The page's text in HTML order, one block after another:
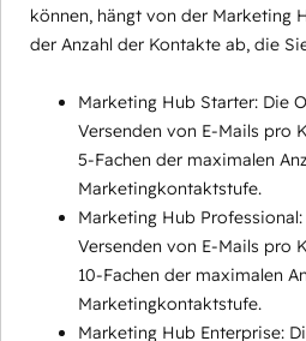
können, hängt von der Marketing
der Anzahl der Kontakte ab, die
Marketing Hub Starter: Die
Versenden von E-Mails pro
5-Fachen der maximalen
Marketingkontaktstufe.
Marketing Hub
Versenden von E-Mails pro
10-Fachen der maximalen
Marketingkontaktstufe.
Marketing Hub Enterprise: